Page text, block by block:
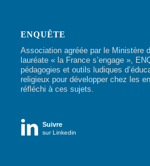
ENQUÊTE
Association agréée par le Ministère
lauréate « la France s’engage »,
pédagogies et outils ludiques
religieux pour développer chez les
réfléchi à ces sujets.
 Suivre
sur Linkedin